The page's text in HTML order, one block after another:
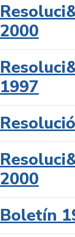
2000
1997
2000
Boletín